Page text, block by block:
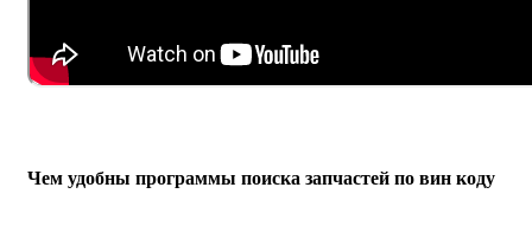
Чем удобны программы поиска запчастей по вин коду